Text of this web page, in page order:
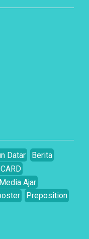
Datar
Berita
Media Ajar
Preposition